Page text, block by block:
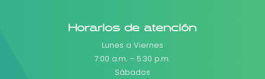
Horarios de atención
Lunes a Viernes
7:00 a.m. – 5:30 p.m.
Sábados